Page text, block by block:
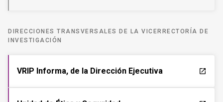
DIRECCIONES TRANSVERSALES DE LA VICERRECTORÍA DE
INVESTIGACIÓN
VRIP Informa, de la Dirección Ejecutiva launch